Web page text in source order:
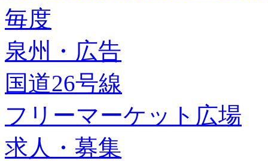
毎度
泉州・広告
国道26号線
フリーマーケット広場
求人・募集